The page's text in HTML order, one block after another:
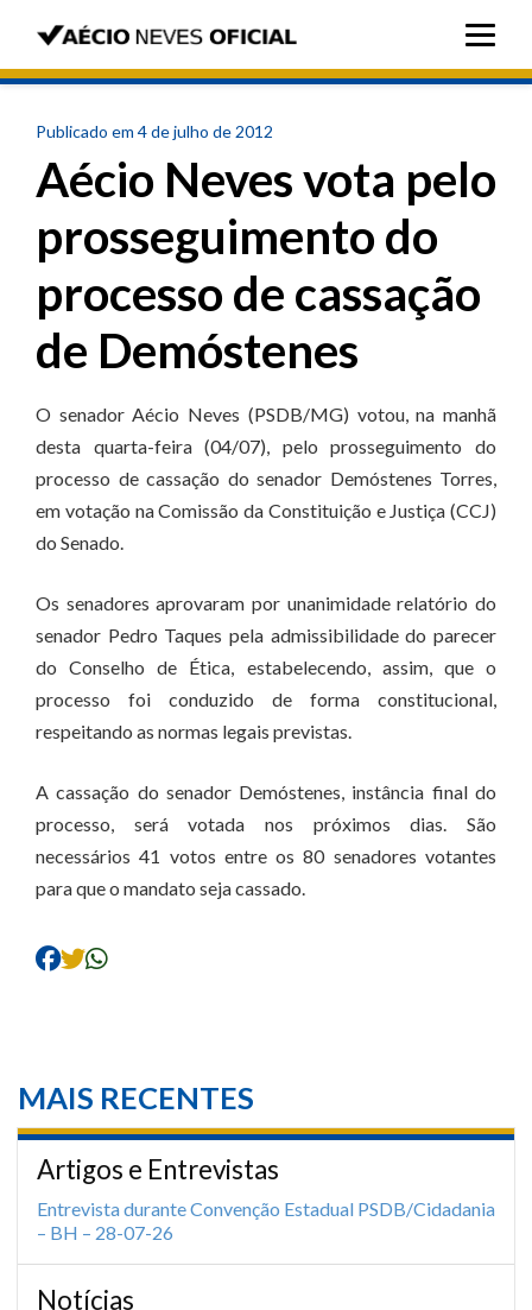
Publicado em 4 de julho de 2012
Aécio Neves vota pelo
prosseguimento do
processo de cassação
de Demóstenes
O senador Aécio Neves (PSDB/MG) votou, na manhã
desta quarta-feira (04/07), pelo prosseguimento do
processo de cassação do senador Demóstenes Torres,
em votação na Comissão da Constituição e Justiça (CCJ)
do Senado.
Os senadores aprovaram por unanimidade relatório do
senador Pedro Taques pela admissibilidade do parecer
do Conselho de Ética, estabelecendo, assim, que o
processo foi conduzido de forma constitucional,
respeitando as normas legais previstas.
A cassação do senador Demóstenes, instância final do
processo, será votada nos próximos dias. São
necessários 41 votos entre os 80 senadores votantes
para que o mandato seja cassado.
MAIS RECENTES
Artigos e Entrevistas
Entrevista durante Convenção Estadual PSDB/Cidadania
– BH – 28-07-26
Notícias